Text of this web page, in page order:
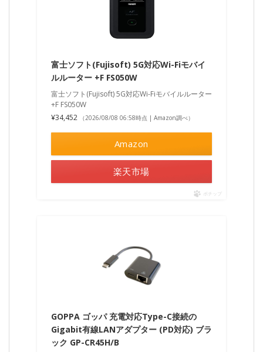
富士ソフト(Fujisoft) 5G対応Wi-Fiモバイ
ルルーター +F FS050W
富士ソフト(Fujisoft) 5G対応Wi-Fiモバイルルーター
+F FS050W
¥34,452
（2026/08/08 06:58時点 | Amazon調べ）
Amazon
楽天市場
ポチップ
GOPPA ゴッパ 充電対応Type-C接続の
Gigabit有線LANアダプター (PD対応) ブラ
ック GP-CR45H/B